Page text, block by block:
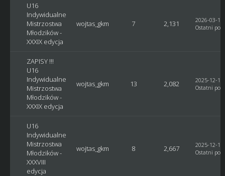
U16
Indywidualne
Mistrzostwa
Młodzików -
XXXIX edycja
wojtas_gkm 7 2,131
2026-03-
Ostatni post
ZAPISY !!!
U16
Indywidualne
Mistrzostwa
Młodzików -
XXXIX edycja
wojtas_gkm 13 2,082
2025-12-
Ostatni post
U16
Indywidualne
Mistrzostwa
Młodzików -
XXXVIII
edycja
wojtas_gkm 8 2,667
2025-12-
Ostatni post